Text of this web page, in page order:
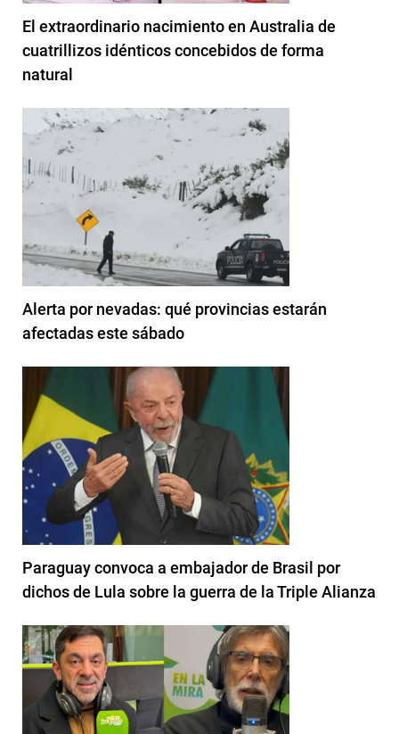
El extraordinario nacimiento en Australia de
cuatrillizos idénticos concebidos de forma
natural
Alerta por nevadas: qué provincias estarán
afectadas este sábado
Paraguay convoca a embajador de Brasil por
dichos de Lula sobre la guerra de la Triple Alianza